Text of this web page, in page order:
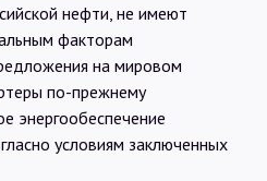
нефти, не имеют
факторам
на мировом
по-прежнему
энергообеспечение
условиям заключенных